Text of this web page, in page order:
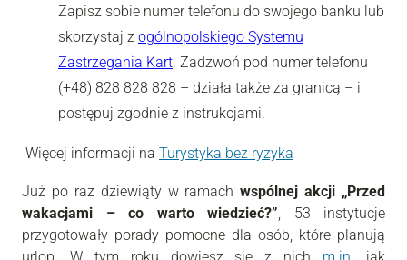
Zapisz sobie numer telefonu do swojego banku lub
skorzystaj z ogólnopolskiego Systemu
Zastrzegania Kart. Zadzwoń pod numer telefonu
(+48) 828 828 828 – działa także za granicą – i
postępuj zgodnie z instrukcjami.
Więcej informacji na Turystyka bez ryzyka
Już po raz dziewiąty w ramachwspólnej akcji „Przed
wakacjami – co warto wiedzieć?”, 53 instytucje
przygotowały porady pomocne dla osób, które planują